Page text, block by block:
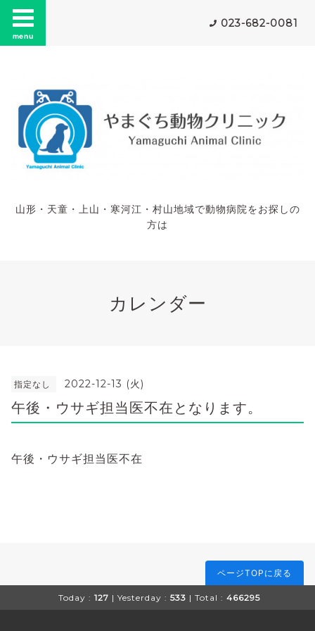
menu
023-682-0081
山形・天童・上山・寒河江・村山地域で動物病院をお探しの
方は
カレンダー
指定なし 2022-12-13 (火)
午後・ウサギ担当医不在となります。
午後・ウサギ担当医不在
ページTOPに戻る
Today : 127 | Yesterday : 533 | Total : 466295